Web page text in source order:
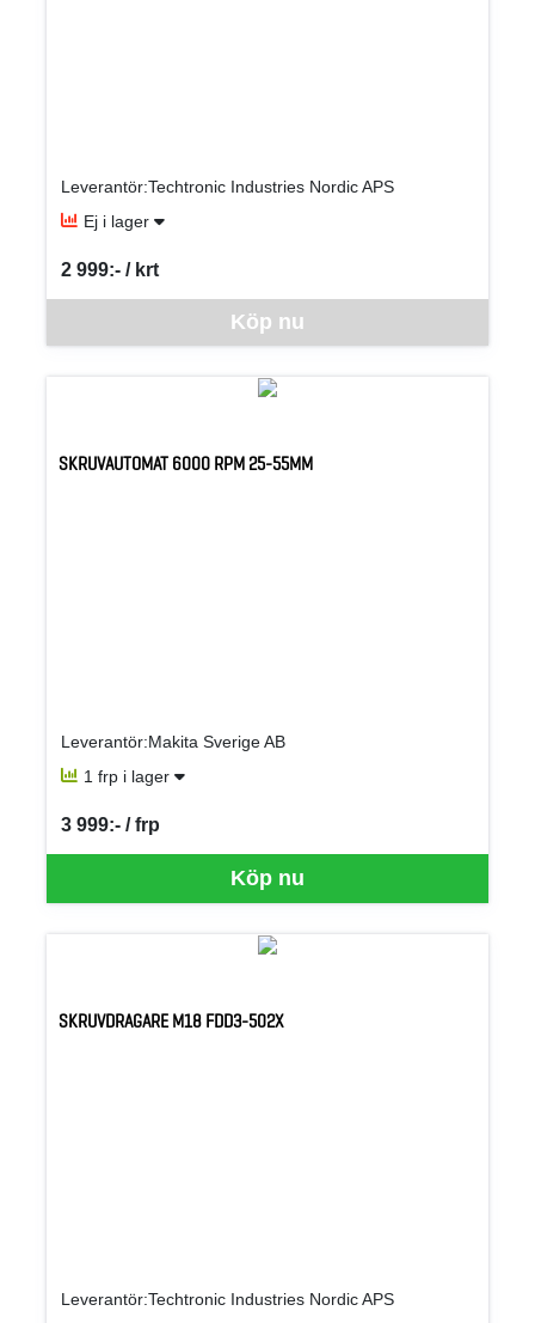
Leverantör:Techtronic Industries Nordic APS
Ej i lager
Köp nu
2 999:- / krt
SEK per KRT
SKRUVAUTOMAT 6000 RPM 25-55MM
Leverantör:Makita Sverige AB
1 frp i lager
Köp nu
3 999:- / frp
SEK per FRP
SKRUVDRAGARE M18 FDD3-502X
Leverantör:Techtronic Industries Nordic APS